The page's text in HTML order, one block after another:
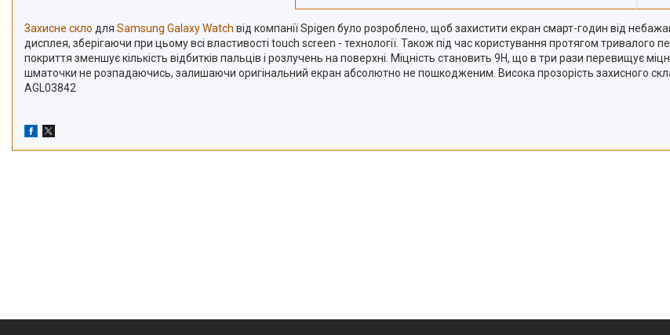
Захисне скло для Samsung Galaxy Watch від компанії Spigen було розроблено, щоб захистити екран смарт-годин від
дисплея, зберігаючи при цьому всі властивості touch screen - технології. Також під час користування протягом тривалого
покриття зменшує кількість відбитків пальців і розлучень на поверхні. Міцність становить 9Н, що в три рази перевищує
шматочки не розпадаючись, залишаючи оригінальний екран абсолютно не пошкодженим. Висока прозорість захисного
AGL03842